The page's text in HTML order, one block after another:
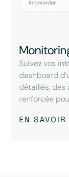
Suivez vos
dashboard
détaillés,
renforcée
EN SAVOIR